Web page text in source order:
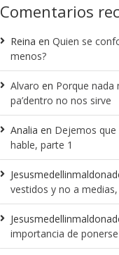
Comentarios
Reina en Quien se
menos?
Alvaro en Porque nada
pa’dentro no nos sirve
Analia en Dejemos
hable, parte 1
vestidos y no a
importancia de